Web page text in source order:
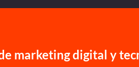
marketing digital y